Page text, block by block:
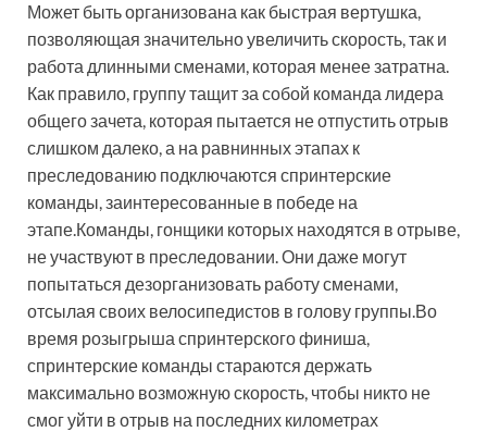
Может быть организована как быстрая вертушка,
позволяющая значительно увеличить скорость, так и
работа длинными сменами, которая менее затратна.
Как правило, группу тащит за собой команда лидера
общего зачета, которая пытается не отпустить отрыв
слишком далеко, а на равнинных этапах к
преследованию подключаются спринтерские
команды, заинтересованные в победе на
этапе.Команды, гонщики которых находятся в отрыве,
не участвуют в преследовании. Они даже могут
попытаться дезорганизовать работу сменами,
отсылая своих велосипедистов в голову группы.Во
время розыгрыша спринтерского финиша,
спринтерские команды стараются держать
максимально возможную скорость, чтобы никто не
смог уйти в отрыв на последних километрах